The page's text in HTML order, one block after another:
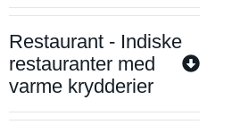
Restaurant - Indiske
restauranter med
varme krydderier